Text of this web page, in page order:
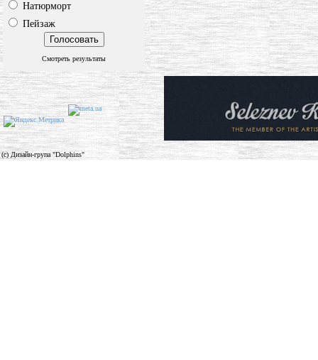
Натюрморт
Пейзаж
Смотреть результаты
(c) Дизайн-група "Dolphins"